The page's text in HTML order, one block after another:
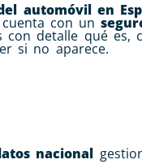
automóvil en
cuenta con un
detalle qué es,
si no aparece.
nacional